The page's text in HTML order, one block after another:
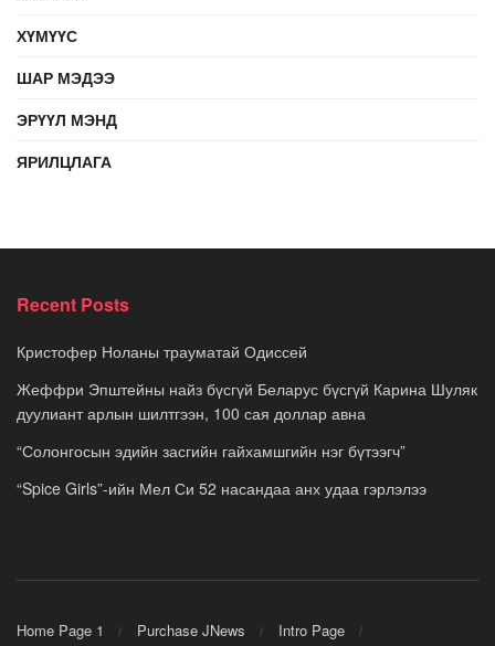
ХҮМҮҮС
ШАР МЭДЭЭ
ЭРҮҮЛ МЭНД
ЯРИЛЦЛАГА
Recent Posts
Кристофер Ноланы трауматай Одиссей
Жеффри Эпштейны найз бүсгүй Беларус бүсгүй Карина Шуляк
дуулиант арлын шилтгээн, 100 сая доллар авна
“Солонгосын эдийн засгийн гайхамшгийн нэг бүтээгч”
“Spice Girls”-ийн Мел Си 52 насандаа анх удаа гэрлэлээ
Home Page 1 Purchase JNews
Intro Page